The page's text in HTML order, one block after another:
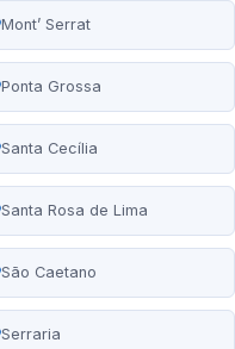
Mont’ Serrat
Ponta Grossa
Santa Cecília
Santa Rosa de Lima
São Caetano
Serraria